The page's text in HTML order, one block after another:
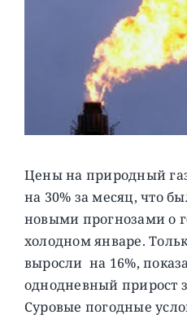
Цены на природный
на 30% за месяц, что
новыми прогнозами о
холодном январе.
выросли на 16%,
однодневный прирост
Суровые погодные